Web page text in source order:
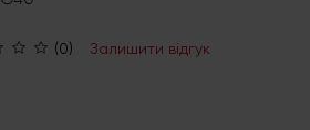
(0) Залишити відгук